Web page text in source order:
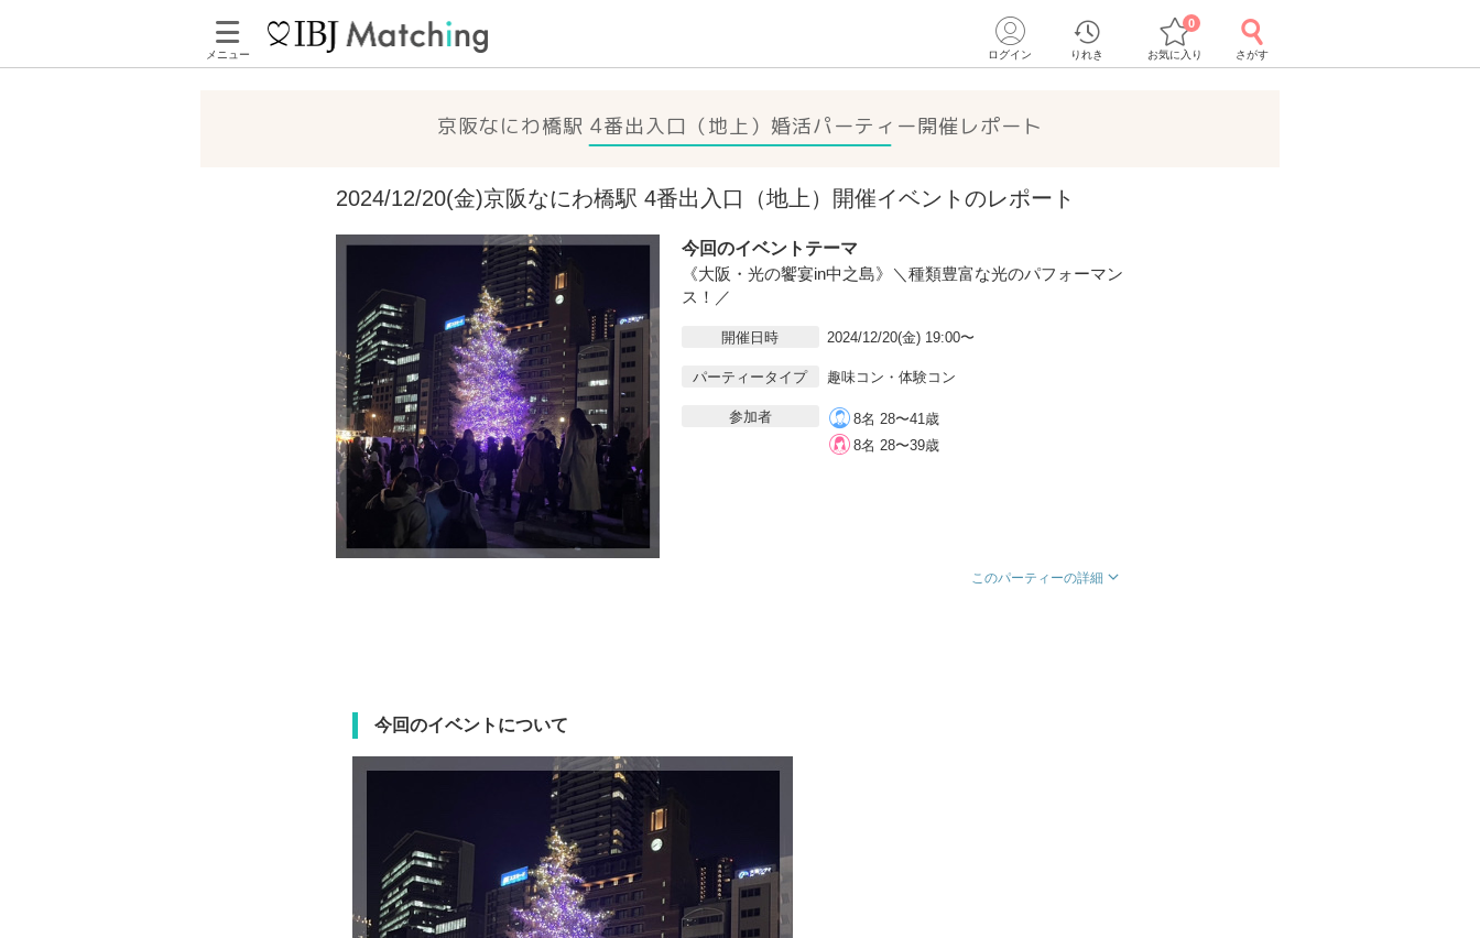
メニュー ログイン りれき お気に入り
0
さがす
京阪なにわ橋駅 4番出入口（地上） 婚活パーティー開催レポート
2024/12/20(金)京阪なにわ橋駅 4番出入口（地上）開催イベントのレポート
今回のイベントテーマ
《大阪・光の饗宴in中之島》＼種類豊富な光のパフォーマン
ス！／
開催日時 2024/12/20(金) 19:00〜
パーティータイプ 趣味コン・体験コン
参加者
8名 28〜41歳
8名 28〜39歳
このパーティーの詳細
今回のイベントについて